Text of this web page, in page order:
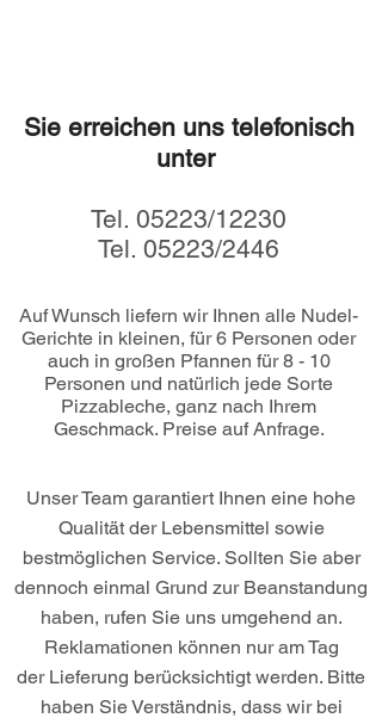
Sie erreichen uns telefonisch
unter ​
Tel. 05223/12230
Tel. 05223/2446
Auf Wunsch liefern wir Ihnen alle Nudel-
Gerichte in kleinen, für 6 Personen oder
auch in großen Pfannen für 8 - 10
Personen und natürlich jede Sorte
Pizzableche, ganz nach Ihrem
Geschmack. Preise auf Anfrage.
​Unser Team garantiert Ihnen eine hohe
Qualität der Lebensmittel sowie
bestmöglichen Service. Sollten Sie aber
dennoch einmal Grund zur Beanstandung
haben, rufen Sie uns umgehend an.
Reklamationen können nur am Tag
der Lieferung berücksichtigt werden. Bitte
haben Sie Verständnis, dass wir bei